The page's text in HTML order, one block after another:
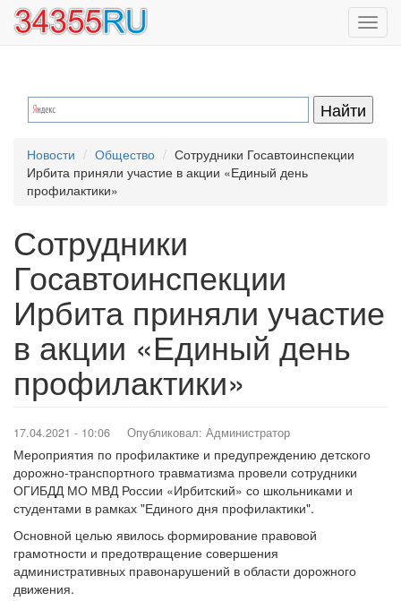
Перейти
основному
Новости Общество
Сотрудники Госавтоинспекции
Ирбита приняли участие в акции «Единый день
профилактики»
Сотрудники
Госавтоинспекции
Ирбита приняли участие
в акции «Единый день
профилактики»
17.04.2021 - 10:06 Опубликовал: Администратор
Мероприятия по профилактике и предупреждению детского
дорожно-транспортного травматизма провели сотрудники
ОГИБДД МО МВД России «Ирбитский» со школьниками и
студентами в рамках "Единого дня профилактики".
Основной целью явилось формирование правовой
грамотности и предотвращение совершения
административных правонарушений в области дорожного
движения.